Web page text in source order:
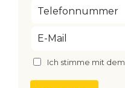
Ich stimme mit dem